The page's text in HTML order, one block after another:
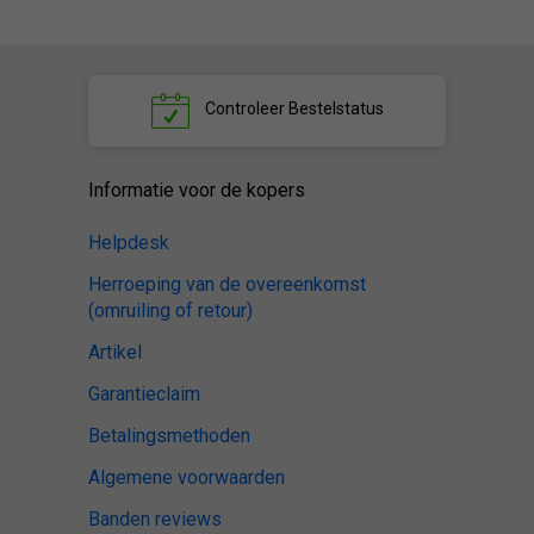
ControleerBestelstatus
Informatie voor de kopers
Helpdesk
Herroeping van de overeenkomst
(omruiling of retour)
Artikel
Garantieclaim
Betalingsmethoden
Algemene voorwaarden
Banden reviews